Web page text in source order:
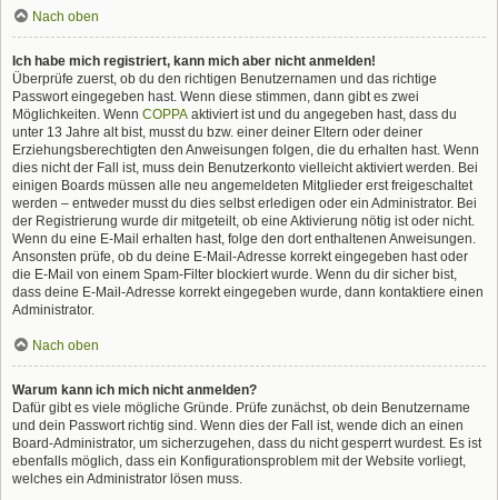
Nach oben
Ich habe mich registriert, kann mich aber nicht anmelden!
Überprüfe zuerst, ob du den richtigen Benutzernamen und das richtige
Passwort eingegeben hast. Wenn diese stimmen, dann gibt es zwei
Möglichkeiten. Wenn COPPA aktiviert ist und du angegeben hast, dass du
unter 13 Jahre alt bist, musst du bzw. einer deiner Eltern oder deiner
Erziehungsberechtigten den Anweisungen folgen, die du erhalten hast. Wenn
dies nicht der Fall ist, muss dein Benutzerkonto vielleicht aktiviert werden. Bei
einigen Boards müssen alle neu angemeldeten Mitglieder erst freigeschaltet
werden – entweder musst du dies selbst erledigen oder ein Administrator. Bei
der Registrierung wurde dir mitgeteilt, ob eine Aktivierung nötig ist oder nicht.
Wenn du eine E-Mail erhalten hast, folge den dort enthaltenen Anweisungen.
Ansonsten prüfe, ob du deine E-Mail-Adresse korrekt eingegeben hast oder
die E-Mail von einem Spam-Filter blockiert wurde. Wenn du dir sicher bist,
dass deine E-Mail-Adresse korrekt eingegeben wurde, dann kontaktiere einen
Administrator.
Nach oben
Warum kann ich mich nicht anmelden?
Dafür gibt es viele mögliche Gründe. Prüfe zunächst, ob dein Benutzername
und dein Passwort richtig sind. Wenn dies der Fall ist, wende dich an einen
Board-Administrator, um sicherzugehen, dass du nicht gesperrt wurdest. Es ist
ebenfalls möglich, dass ein Konfigurationsproblem mit der Website vorliegt,
welches ein Administrator lösen muss.